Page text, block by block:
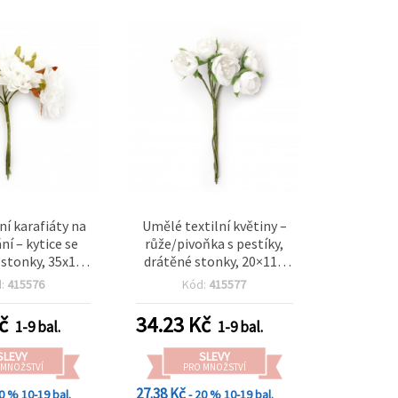
karafiáty na
– kytice se
35x100
6 ks
415576
1-9 bal.
%10-19 bal.
Umělé textilní květiny –
růže/pivoňka s pestíky,
drátěné stonky, 20×110
mm, 6 ks, bílá
Kód: 415577
34.23Kč 1-9 bal.
SLEVY
PRO MNOŽSTVÍ
27.38 Kč- 20 %10-19 bal.